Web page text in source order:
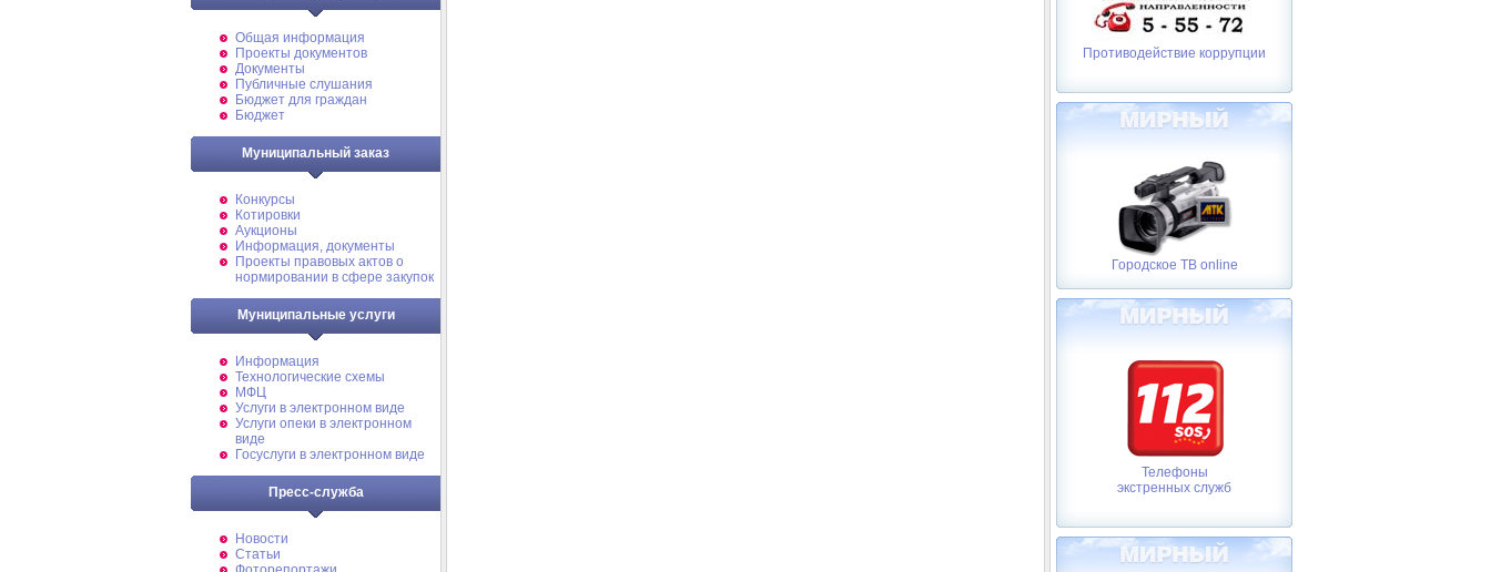
Общая информация
Проекты документов
Документы
Публичные слушания
Бюджет для граждан
Бюджет
Муниципальный заказ
Конкурсы
Котировки
Аукционы
Информация, документы
Проекты правовых актов о
нормировании в сфере закупок
Муниципальные услуги
Информация
Технологические схемы
МФЦ
Услуги в электронном виде
Услуги опеки в электронном
виде
Госуслуги в электронном виде
Пресс-служба
Новости
Статьи
Противодействие коррупции
Городское ТВ online
Телефоны
экстренных служб